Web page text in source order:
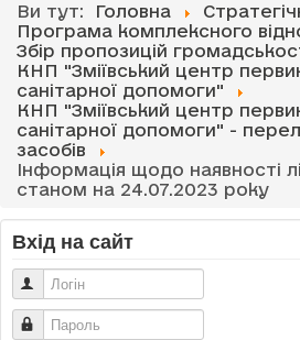
Ви тут: Головна
Програма комплексного
Збір пропозицій
КНП "Зміївський центр
санітарної допомоги"
КНП "Зміївський центр
санітарної допомоги" -
засобів
Інформація щодо наявності
станом на 24.07.2023 року
Вхід на сайт
Логін
Пароль